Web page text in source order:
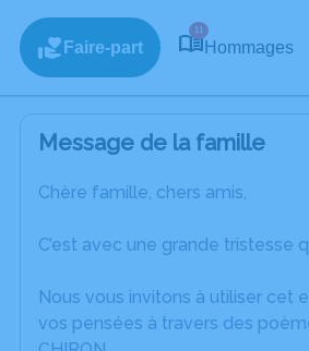
Faire-part
11
Hommages
Message de la famille
Chère famille, chers amis,
C’est avec une grande tristesse
Nous vous invitons à utiliser cet
vos pensées à travers des